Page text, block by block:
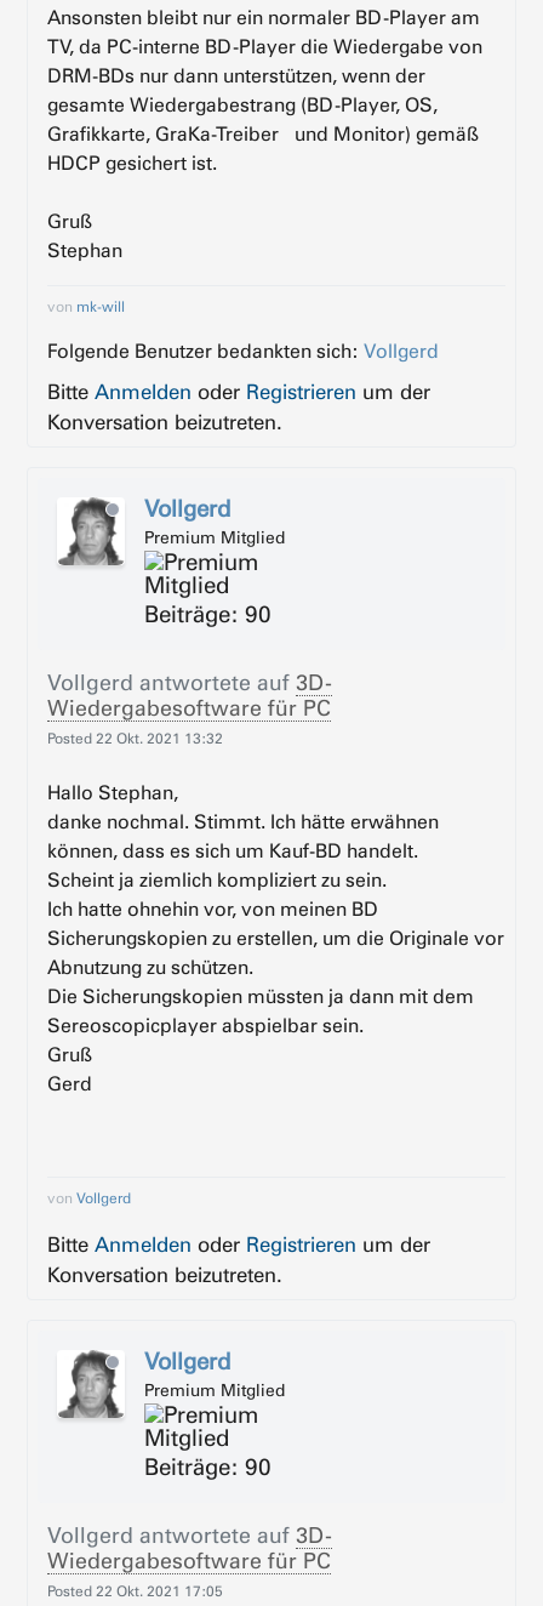
Ansonsten bleibt nur ein normaler BD-Player am
TV, da PC-interne BD-Player die Wiedergabe von
DRM-BDs nur dann unterstützen, wenn der
gesamte Wiedergabestrang (BD-Player, OS,
Grafikkarte, GraKa-Treiber und Monitor) gemäß
HDCP gesichert ist.
Gruß
Stephan
von mk-will
Folgende Benutzer bedankten sich:Vollgerd
BitteAnmelden oder Registrieren um der
Konversation beizutreten.
Vollgerd
Premium Mitglied
Beiträge: 90
Vollgerd antwortete auf3D-
Wiedergabesoftware für PC
Posted22 Okt. 2021 13:32
Hallo Stephan,
danke nochmal. Stimmt. Ich hätte erwähnen
können, dass es sich um Kauf-BD handelt.
Scheint ja ziemlich kompliziert zu sein.
Ich hatte ohnehin vor, von meinen BD
Sicherungskopien zu erstellen, um die Originale vor
Abnutzung zu schützen.
Die Sicherungskopien müssten ja dann mit dem
Sereoscopicplayer abspielbar sein.
Gruß
Gerd
vonVollgerd
BitteAnmelden oder Registrieren um der
Konversation beizutreten.
Vollgerd
Premium Mitglied
Beiträge: 90
Vollgerd antwortete auf3D-
Wiedergabesoftware für PC
Posted22 Okt. 2021 17:05